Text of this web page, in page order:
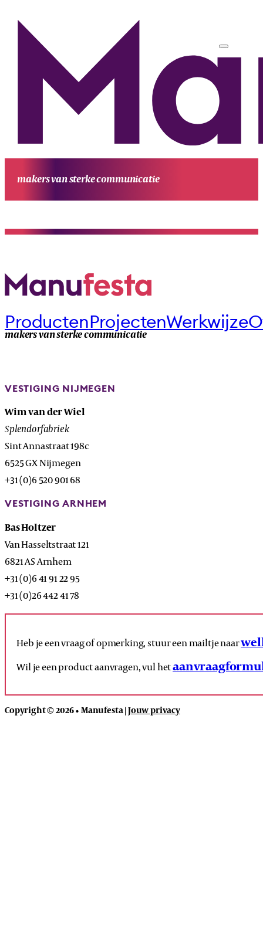
makers van sterke communicatie
makers van sterke communicatie
ProductenProjectenWerkwijze
VESTIGING NIJMEGEN
Wim van der Wiel
Splendorfabriek
Sint Annastraat 198c
6525 GX Nijmegen
+31 (0)6 520 901 68
VESTIGING ARNHEM
Bas Holtzer
Van Hasseltstraat 121
6821 AS Arnhem
+31 (0)6 41 91 22 95
+31 (0)26 442 41 78
Heb je een vraag of opmerking, stuur een mailtje naar
Wil je een product aanvragen, vul het
Copyright © 2026 • Manufesta |Jouw privacy